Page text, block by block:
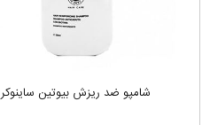
شامپو ضد ریزش بیوتین ساینوکر